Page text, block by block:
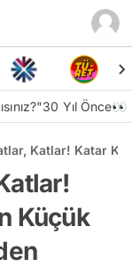
30 Yıl Önce👀
Katlar! Katar
Küçük